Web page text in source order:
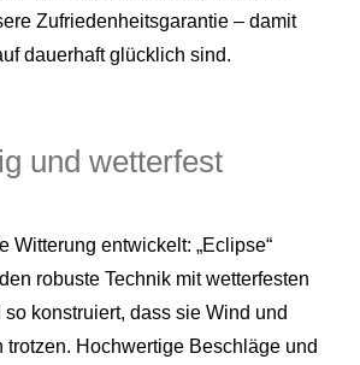
Zufriedenheitsgarantie – damit
dauerhaft glücklich sind.
und wetterfest
Witterung entwickelt: „Eclipse“
robuste Technik mit wetterfesten
konstruiert, dass sie Wind und
trotzen. Hochwertige Beschläge und